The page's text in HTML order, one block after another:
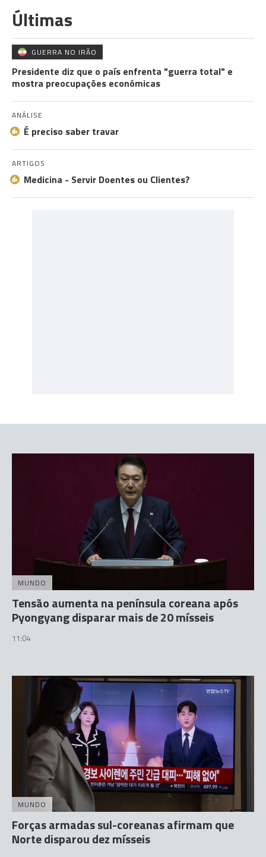
Últimas
GUERRA NO IRÃO
Presidente diz que o país enfrenta "guerra total" e
mostra preocupações económicas
ANÁLISE
É preciso saber travar
ARTIGOS
Medicina - Servir Doentes ou Clientes?
MUNDO
Tensão aumenta na península coreana após
Pyongyang disparar mais de 20 mísseis
11:04
MUNDO
Forças armadas sul-coreanas afirmam que
Norte disparou dez mísseis